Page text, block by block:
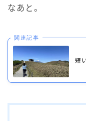
なあと。
関連記事
短